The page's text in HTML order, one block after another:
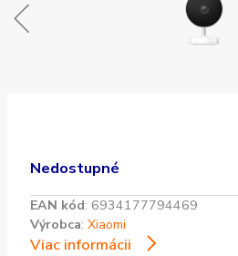
Nedostupné
EAN kód: 6934177794469
Výrobca: Xiaomi
Viac informácii